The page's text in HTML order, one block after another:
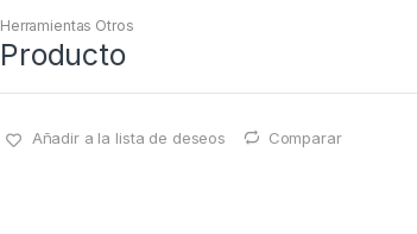
Herramientas Otros
Producto
Añadir a la lista de deseos Comparar